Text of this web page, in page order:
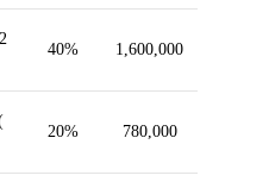
40% 1,600,000
20% 780,000